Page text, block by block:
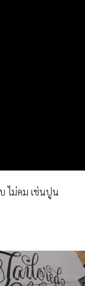
ไม่คม เช่นปูน